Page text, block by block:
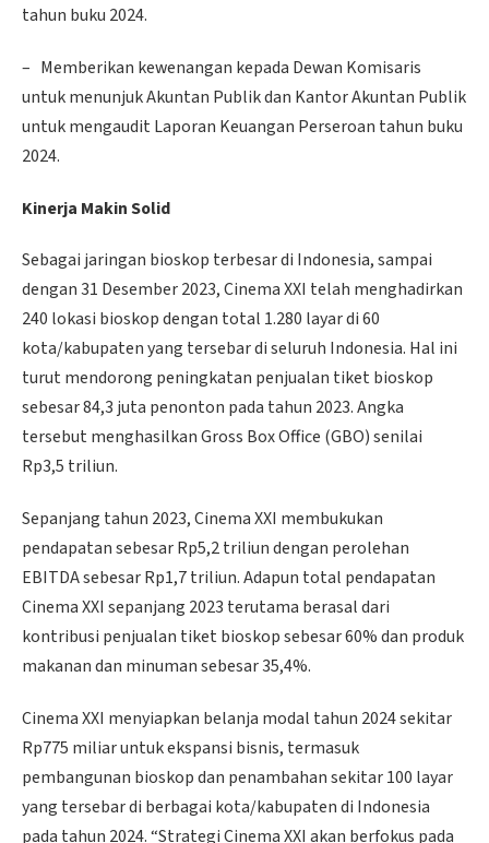
tahun buku 2024.
– Memberikan kewenangan kepada Dewan Komisaris
untuk menunjuk Akuntan Publik dan Kantor Akuntan Publik
untuk mengaudit Laporan Keuangan Perseroan tahun buku
2024.
Kinerja Makin Solid
Sebagai jaringan bioskop terbesar di Indonesia, sampai
dengan 31 Desember 2023, Cinema XXI telah menghadirkan
240 lokasi bioskop dengan total 1.280 layar di 60
kota/kabupaten yang tersebar di seluruh Indonesia. Hal ini
turut mendorong peningkatan penjualan tiket bioskop
sebesar 84,3 juta penonton pada tahun 2023. Angka
tersebut menghasilkan Gross Box Office (GBO) senilai
Rp3,5 triliun.
Sepanjang tahun 2023, Cinema XXI membukukan
pendapatan sebesar Rp5,2 triliun dengan perolehan
EBITDA sebesar Rp1,7 triliun. Adapun total pendapatan
Cinema XXI sepanjang 2023 terutama berasal dari
kontribusi penjualan tiket bioskop sebesar 60% dan produk
makanan dan minuman sebesar 35,4%.
Cinema XXI menyiapkan belanja modal tahun 2024 sekitar
Rp775 miliar untuk ekspansi bisnis, termasuk
pembangunan bioskop dan penambahan sekitar 100 layar
yang tersebar di berbagai kota/kabupaten di Indonesia
pada tahun 2024. “Strategi Cinema XXI akan berfokus pada